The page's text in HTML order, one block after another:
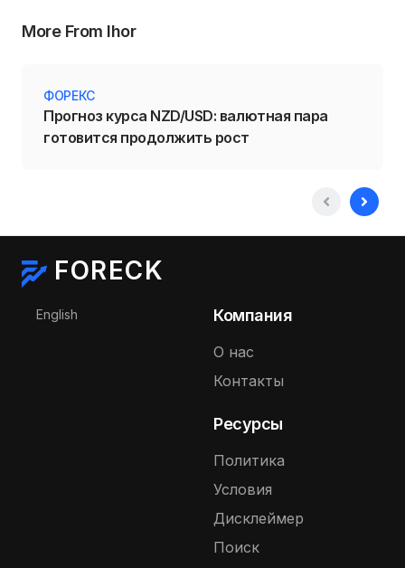
More From Ihor
ФОРЕКС
Прогноз курса NZD/USD: валютная пара
готовится продолжить рост
FORECK
Выберите язык
English Компания
О нас
Контакты
Ресурсы
Политика
Условия
Дисклеймер
Поиск